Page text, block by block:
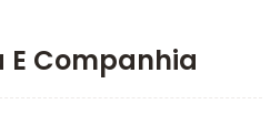
E Companhia